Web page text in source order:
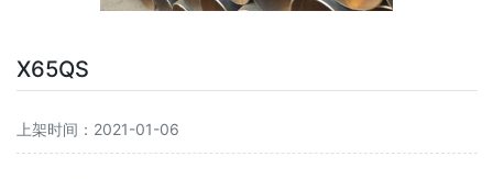
X65QS
上架时间：2021-01-06